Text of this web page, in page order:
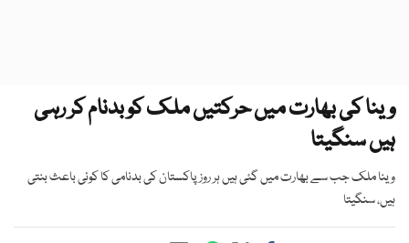
وینا کی بھارت میں حرکتیں ملک کو بدنام کر رہی
ہیں سنگیتا
وینا ملک جب سے بھارت میں گئی ہیں ہر روز پاکستان کی بدنامی کا کوئی باعث بنتی
ہیں، سنگیتا